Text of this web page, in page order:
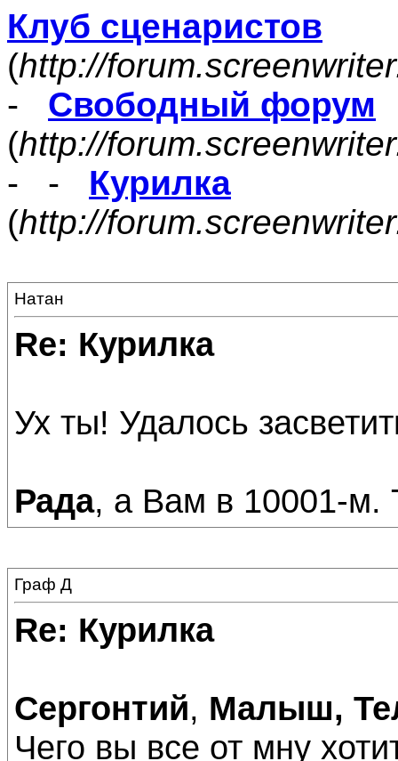
Клуб сценаристов
(http://
- Свободный форум
(http://
- - Курилка
(http://
Натан
Re: Курилка
Ух ты! Удалось
Рада, а Вам в 10001-м.
Граф Д
Re: Курилка
Сергонтий, Малыш,
Чего вы все от мну